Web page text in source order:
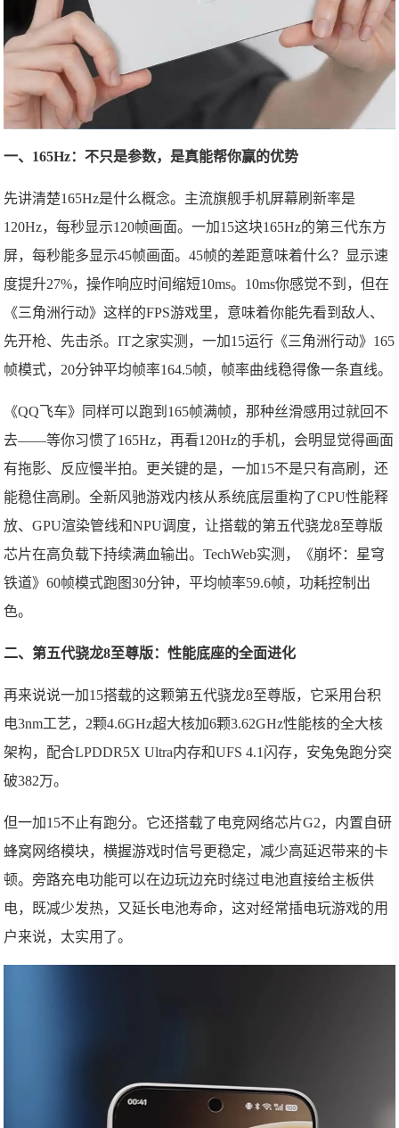
一、165Hz：不只是参数，是真能帮你赢的优势
先讲清楚165Hz是什么概念。主流旗舰手机屏幕刷新率是
120Hz，每秒显示120帧画面。一加15这块165Hz的第三代东方
屏，每秒能多显示45帧画面。45帧的差距意味着什么？显示速
度提升27%，操作响应时间缩短10ms。10ms你感觉不到，但在
《三角洲行动》这样的FPS游戏里，意味着你能先看到敌人、
先开枪、先击杀。IT之家实测，一加15运行《三角洲行动》165
帧模式，20分钟平均帧率164.5帧，帧率曲线稳得像一条直线。
《QQ飞车》同样可以跑到165帧满帧，那种丝滑感用过就回不
去——等你习惯了165Hz，再看120Hz的手机，会明显觉得画面
有拖影、反应慢半拍。更关键的是，一加15不是只有高刷，还
能稳住高刷。全新风驰游戏内核从系统底层重构了CPU性能释
放、GPU渲染管线和NPU调度，让搭载的第五代骁龙8至尊版
芯片在高负载下持续满血输出。TechWeb实测，《崩坏：星穹
铁道》60帧模式跑图30分钟，平均帧率59.6帧，功耗控制出
色。
二、第五代骁龙8至尊版：性能底座的全面进化
再来说说一加15搭载的这颗第五代骁龙8至尊版，它采用台积
电3nm工艺，2颗4.6GHz超大核加6颗3.62GHz性能核的全大核
架构，配合LPDDR5X Ultra内存和UFS 4.1闪存，安兔兔跑分突
破382万。
但一加15不止有跑分。它还搭载了电竞网络芯片G2，内置自研
蜂窝网络模块，横握游戏时信号更稳定，减少高延迟带来的卡
顿。旁路充电功能可以在边玩边充时绕过电池直接给主板供
电，既减少发热，又延长电池寿命，这对经常插电玩游戏的用
户来说，太实用了。